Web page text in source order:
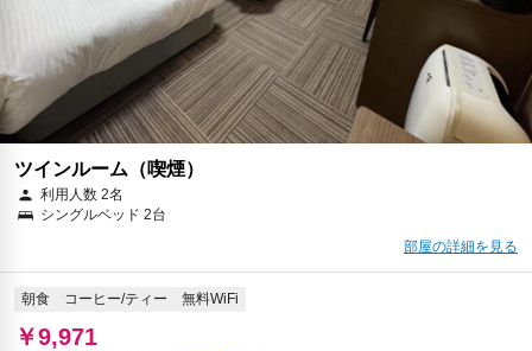
ツインルーム（喫煙）
利用人数 2名
シングルベッド 2台
部屋の詳細を見る
朝食 コーヒー/ティー 無料WiFi
￥9,971